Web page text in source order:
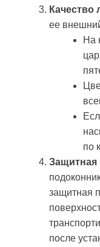
Качество
ее
На
по
Защитная
защитная
после